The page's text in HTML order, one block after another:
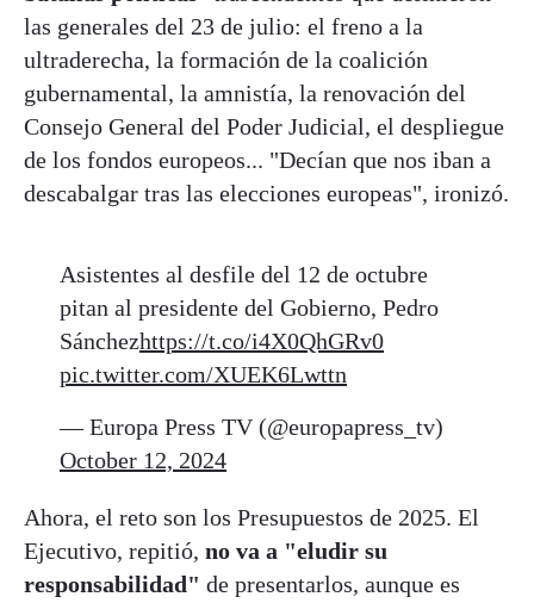
las generales del 23 de julio: el freno a la
ultraderecha, la formación de la coalición
gubernamental, la amnistía, la renovación del
Consejo General del Poder Judicial, el despliegue
de los fondos europeos... "Decían que nos iban a
descabalgar tras las elecciones europeas", ironizó.
Asistentes al desfile del 12 de octubre
pitan al presidente del Gobierno, Pedro
Sánchezhttps://t.co/i4X0QhGRv0
pic.twitter.com/XUEK6Lwttn
— Europa Press TV (@europapress_tv)
October 12, 2024
Ahora, el reto son los Presupuestos de 2025. El
Ejecutivo, repitió, no va a "eludir su
responsabilidad" de presentarlos, aunque es